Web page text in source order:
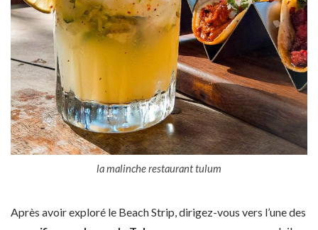
la malinche restaurant tulum
Après avoir exploré le Beach Strip, dirigez-vous vers l’une des